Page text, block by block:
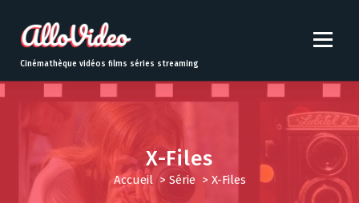
t
o
Cinémathèque vidéos films séries streaming
X-Files
Accueil> Série> X-Files